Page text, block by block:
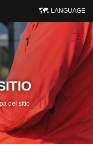
LANGUAGE
del sitio